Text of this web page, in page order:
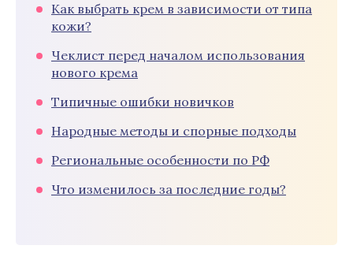
Как выбрать крем в зависимости от типа
кожи?
Чеклист перед началом использования
нового крема
Типичные ошибки новичков
Народные методы и спорные подходы
Региональные особенности по РФ
Что изменилось за последние годы?